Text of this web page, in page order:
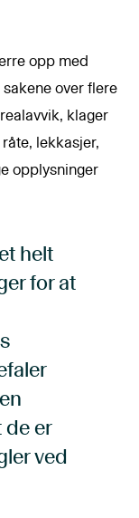
opp med
over flere
klager
lekkasjer,
opplysninger
helt
for at
de er
ved